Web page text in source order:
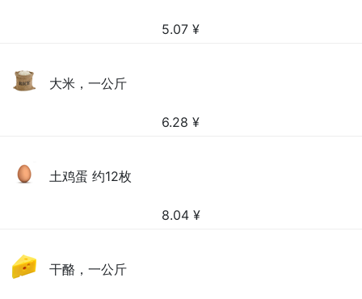
5.07 ¥
大米，一公斤
6.28 ¥
土鸡蛋 约12枚
8.04 ¥
干酪，一公斤